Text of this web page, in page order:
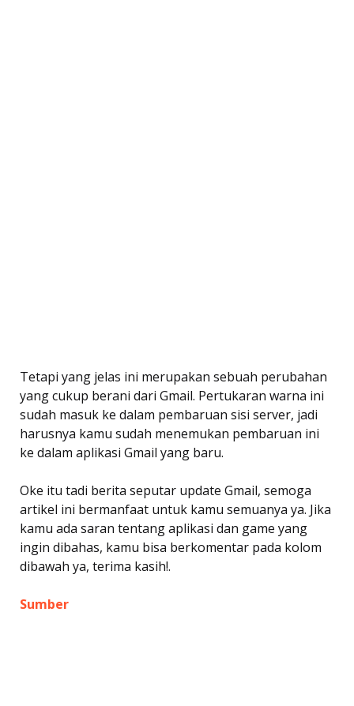
Tetapi yang jelas ini merupakan sebuah perubahan
yang cukup berani dari Gmail. Pertukaran warna ini
sudah masuk ke dalam pembaruan sisi server, jadi
harusnya kamu sudah menemukan pembaruan ini
ke dalam aplikasi Gmail yang baru.
Oke itu tadi berita seputar update Gmail, semoga
artikel ini bermanfaat untuk kamu semuanya ya. Jika
kamu ada saran tentang aplikasi dan game yang
ingin dibahas, kamu bisa berkomentar pada kolom
dibawah ya, terima kasih!.
Sumber